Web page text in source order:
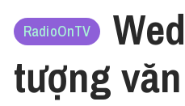
RadioOnTV
tượng